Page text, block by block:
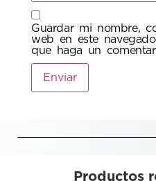
Guardar mi nombre,
web en este
que haga un
Productos